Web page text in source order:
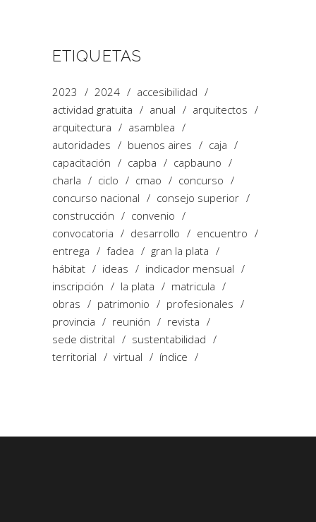
ETIQUETAS
2023 2024
accesibilidad
actividad gratuita
anual
arquitectos
arquitectura
asamblea
autoridades
buenos aires
caja
capacitación
capba
capbauno
charla
ciclo cmao
concurso
concurso nacional
consejo superior
construcción
convenio
convocatoria
desarrollo
encuentro
entrega
fadea
gran la plata
hábitat
ideas
indicador mensual
inscripción
la plata
matricula
obras
patrimonio
profesionales
provincia
reunión
revista
sede distrital
sustentabilidad
territorial
virtual índice